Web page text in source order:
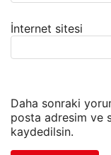
İnternet sitesi
Daha sonraki
posta adresim ve
kaydedilsin.